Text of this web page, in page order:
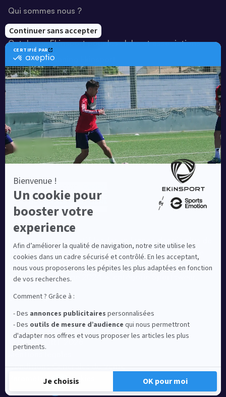
Qui sommes nous ?
Notre savoir-faire
Catalogue Ekinsport pour les clubs et associations
Catalogue running Ekinsport
Blog
Une société de :
Equipementier sportif leader en France depuis plus de
10 ans, Ekinsport a été distingué par la rédaction de
Capital dans son classement des « Meilleurs sites de
commerce en ligne 2024 », catégorie Sportswear.
En savoir plus
© EKINSPORT 2026
Conditions Générales de Vente
Paramètres de cookies